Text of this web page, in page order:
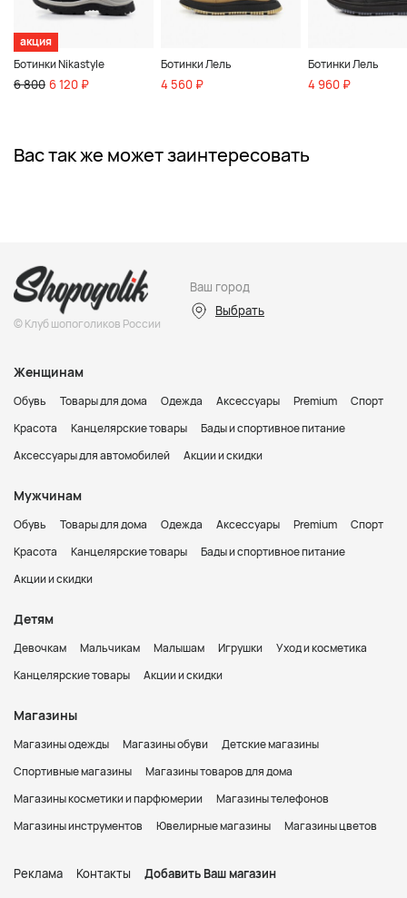
акция
Ботинки Nikastyle
6 800 6 120 ₽
Ботинки Лель
4 560 ₽
Ботинки Лель
4 960 ₽
Вас так же может заинтересовать
© Клуб шопоголиков России
Ваш город
Выбрать
Женщинам
Обувь Товары для дома Одежда Аксессуары Premium
Спорт
Красота
Канцелярские товары
Бады и спортивное питание
Аксессуары для автомобилей
Акции и скидки
Мужчинам
Обувь Товары для дома Одежда Аксессуары Premium
Спорт
Красота
Канцелярские товары
Бады и спортивное питание
Акции и скидки
Детям
Девочкам Мальчикам Малышам Игрушки
Уход и косметика
Канцелярские товары
Акции и скидки
Магазины
Магазины одежды Магазины обуви
Детские магазины
Спортивные магазины
Магазины товаров для дома
Магазины косметики и парфюмерии
Магазины телефонов
Магазины инструментов
Ювелирные магазины Магазины цветов
Реклама Контакты Добавить Ваш магазин